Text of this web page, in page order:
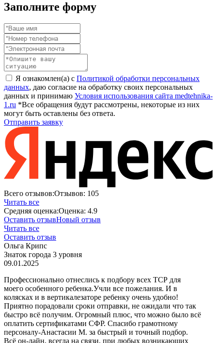
Заполните форму
Я ознакомлен(а) с Политикой обработки персональных
данных, даю согласие на обработку своих персональных
данных и принимаю Условия использования сайта medtehnika-
1.ru *Все обращения будут рассмотрены, некоторые из них
могут быть оставлены без ответа.
Отправить заявку
Всего отзывов:Отзывов: 105
Читать все
Средняя оценка:Оценка: 4.9
Оставить отзывНовый отзыв
Читать все
Оставить отзыв
Ольга Крипс
Знаток города 3 уровня
09.01.2025
Профессионально отнеслись к подбору всех ТСР для
моего особенного ребенка.Учли все пожелания. И в
колясках и в вертикалезаторе ребенку очень удобно!
Приятно порадовали сроки отправки, не ожидали что так
быстро всё получим. Огромный плюс, что можно было всё
оплатить сертификатами СФР. Спасибо грамотному
персоналу-Анастасии М. за быстрый и точный подбор.
Всё он-лайн, всегда на связи, при любых возникающих